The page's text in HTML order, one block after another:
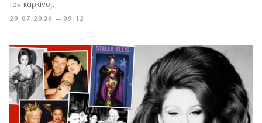
29.07.2026 — 09:12
τον καρκίνο,…